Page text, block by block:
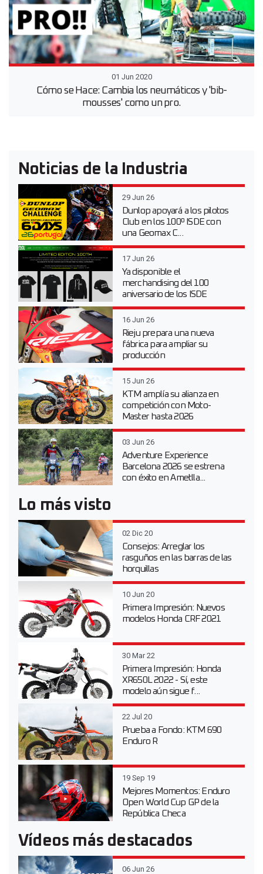
01 Jun 2020
Cómo se Hace: Cambia los neumáticos y 'bib-
mousses' como un pro.
Noticias de la Industria
29 Jun 26
Dunlop apoyará a los pilotos
Club en los 100º ISDE con
una Geomax C...
17 Jun 26
Ya disponible el
merchandising del 100
aniversario de los ISDE
16 Jun 26
Rieju prepara una nueva
fábrica para ampliar su
producción
15 Jun 26
KTM amplía su alianza en
competición con Moto-
Master hasta 2026
03 Jun 26
Adventure Experience
Barcelona 2026 se estrena
con éxito en Ametlla...
Lo más visto
02 Dic 20
Consejos: Arreglar los
rasguños en las barras de las
horquillas
10 Jun 20
Primera Impresión: Nuevos
modelos Honda CRF 2021
30 Mar 22
Primera Impresión: Honda
XR650L 2022 - Sí, este
modelo aún sigue f...
22 Jul 20
Prueba a Fondo: KTM 690
Enduro R
19 Sep 19
Mejores Momentos: Enduro
Open World Cup GP de la
República Checa
Vídeos más destacados
06 Jun 26